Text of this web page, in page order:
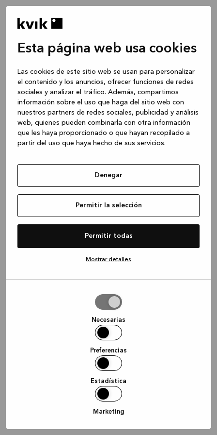
Esta página web usa cookies
Las cookies de este sitio web se usan para personalizar
el contenido y los anuncios, ofrecer funciones de redes
sociales y analizar el tráfico. Además, compartimos
información sobre el uso que haga del sitio web con
nuestros partners de redes sociales, publicidad y análisis
web, quienes pueden combinarla con otra información
que les haya proporcionado o que hayan recopilado a
partir del uso que haya hecho de sus servicios.
Denegar
Permitir la selección
Permitir todas
Mostrar detalles
Necesarias
Preferencias
Estadística
Marketing
Application error: a client-side exception has occurred
loadingwww.kvik.es (see the browser console for more